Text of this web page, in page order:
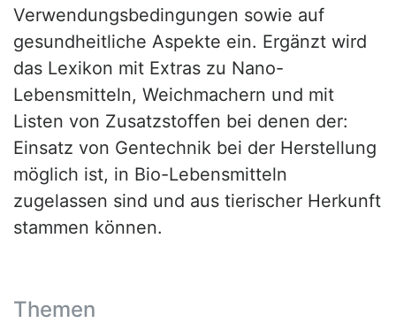
Verwendungsbedingungen sowie auf
gesundheitliche Aspekte ein. Ergänzt wird
das Lexikon mit Extras zu Nano-
Lebensmitteln, Weichmachern und mit
Listen von Zusatzstoffen bei denen der:
Einsatz von Gentechnik bei der Herstellung
möglich ist, in Bio-Lebensmitteln
zugelassen sind und aus tierischer Herkunft
stammen können.
Themen